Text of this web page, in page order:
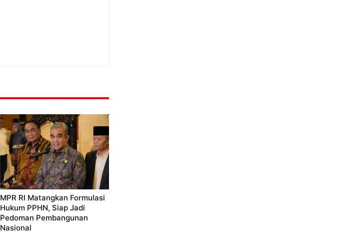
MPR RI Matangkan Formulasi
Hukum PPHN, Siap Jadi
Pedoman Pembangunan
Nasional